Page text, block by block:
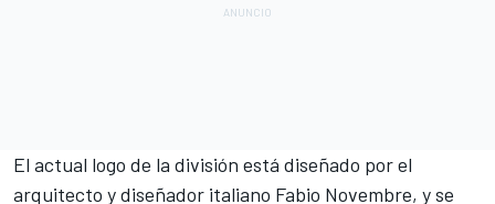
El actual logo de la división está diseñado por el
arquitecto y diseñador italiano Fabio Novembre, y se